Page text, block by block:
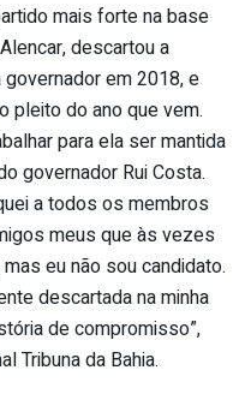
mais forte na base
descartou a
em 2018, e
pleito do ano que vem.
para ela ser mantida
governador Rui Costa.
a todos os membros
meus que às vezes
eu não sou candidato.
descartada na minha
de compromisso”,
Tribuna da Bahia.